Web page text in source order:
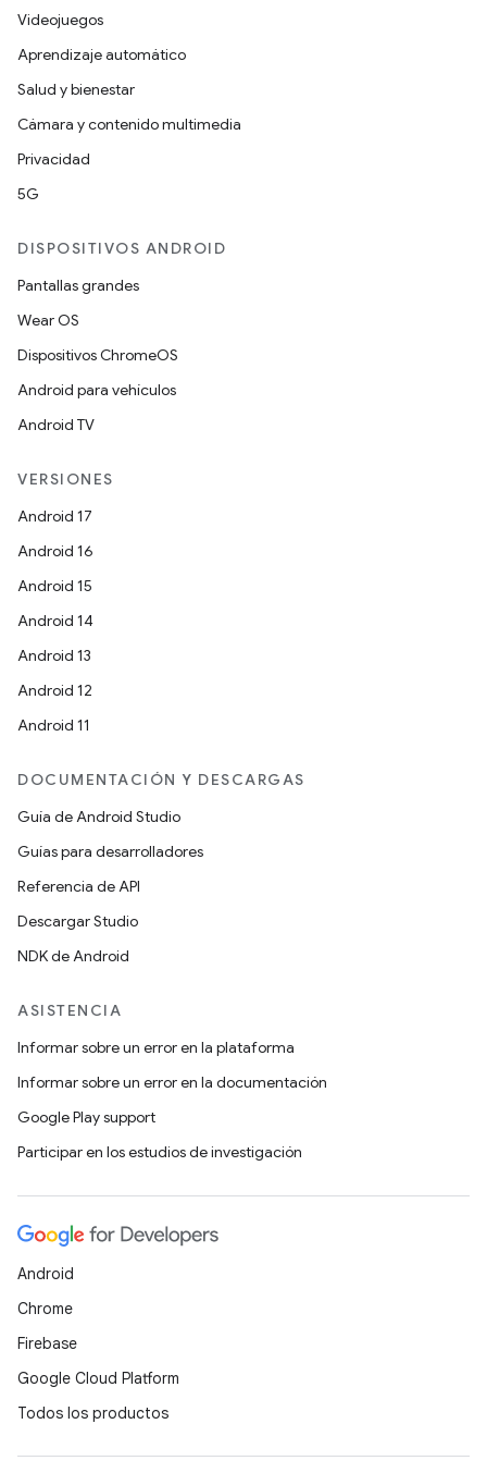
Videojuegos
Aprendizaje automático
Salud y bienestar
Cámara y contenido multimedia
Privacidad
5G
DISPOSITIVOS ANDROID
Pantallas grandes
Wear OS
Dispositivos ChromeOS
Android para vehículos
Android TV
VERSIONES
Android 17
Android 16
Android 15
Android 14
Android 13
Android 12
Android 11
DOCUMENTACIÓN Y DESCARGAS
Guía de Android Studio
Guías para desarrolladores
Referencia de API
Descargar Studio
NDK de Android
ASISTENCIA
Informar sobre un error en la plataforma
Informar sobre un error en la documentación
Google Play support
Participar en los estudios de investigación
Android
Chrome
Firebase
Google Cloud Platform
Todos los productos